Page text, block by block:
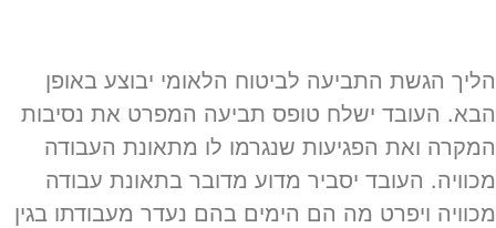
הליך הגשת התביעה לביטוח הלאומי יבוצע באופן
הבא. העובד ישלח טופס תביעה המפרט את נסיבות
המקרה ואת הפגיעות שנגרמו לו מתאונת העבודה
מכוויה. העובד יסביר מדוע מדובר בתאונת עבודה
מכוויה ויפרט מה הם הימים בהם נעדר מעבודתו בגין